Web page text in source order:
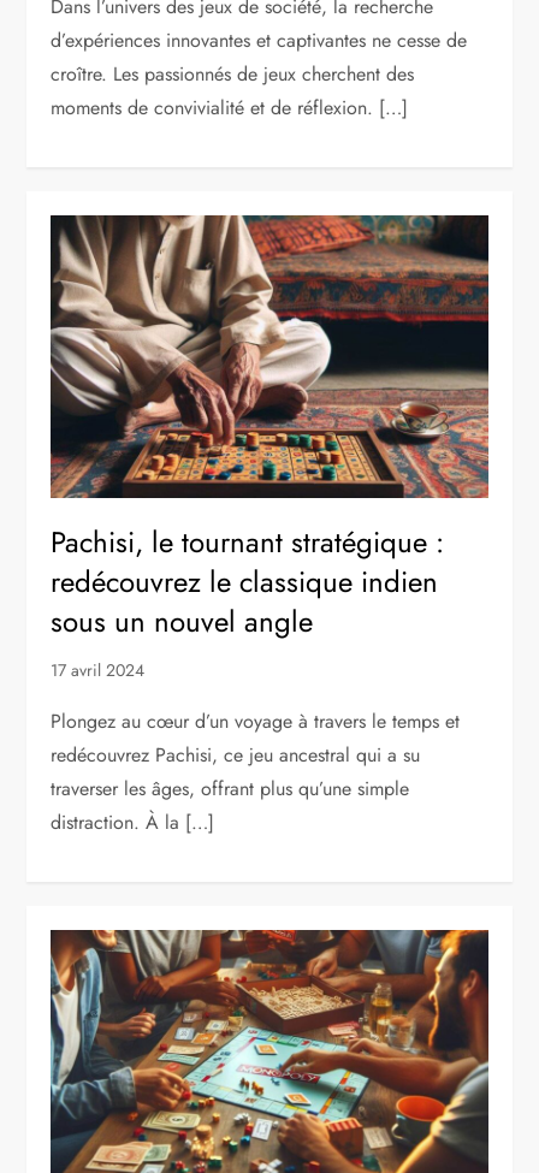
Dans l’univers des jeux de société, la recherche
d’expériences innovantes et captivantes ne cesse de
croître. Les passionnés de jeux cherchent des
moments de convivialité et de réflexion. […]
Pachisi, le tournant stratégique :
redécouvrez le classique indien
sous un nouvel angle
17 avril 2024
Plongez au cœur d’un voyage à travers le temps et
redécouvrez Pachisi, ce jeu ancestral qui a su
traverser les âges, offrant plus qu’une simple
distraction. À la […]